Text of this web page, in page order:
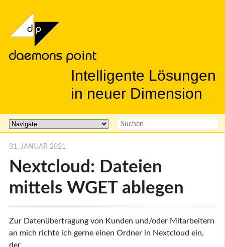
Intelligente Lösungen
in neuer Dimension
Nextcloud: Dateien
mittels WGET ablegen
31. JANUAR 2021
Zur Datenübertragung von Kunden und/oder Mitarbeitern
an mich richte ich gerne einen Ordner in Nextcloud ein,
der